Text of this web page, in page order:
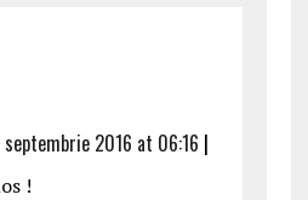
septembrie 2016 at 06:16 |
!